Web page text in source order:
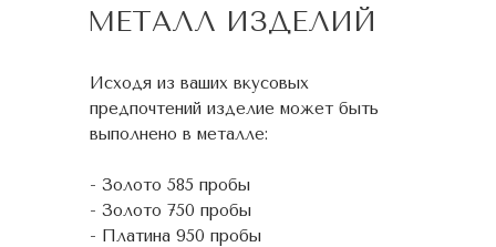
МЕТАЛЛ ИЗДЕЛИЙ
Исходя из ваших вкусовых
предпочтений изделие может быть
выполнено в металле:
- Золото 585 пробы
- Золото 750 пробы
- Платина 950 пробы